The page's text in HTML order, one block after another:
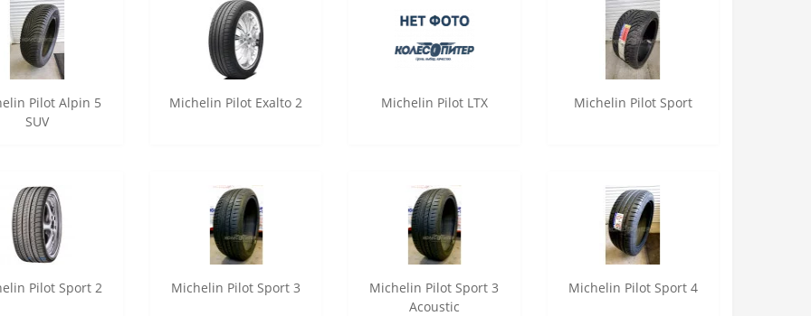
Pilot Alpin 5
SUV
Michelin Pilot Exalto 2 Michelin Pilot LTX Michelin Pilot Sport
Pilot Sport 2 Michelin Pilot Sport 3
Michelin Pilot Sport 3
Acoustic
Michelin Pilot Sport 4